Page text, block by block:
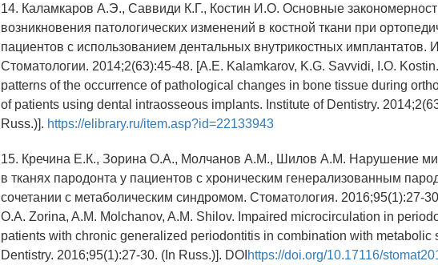
14. Каламкаров А.Э., Саввиди К.Г., Костин И.О. Основные
возникновения патологических изменений в костной ткани при
пациентов с использованием дентальных внутрикостных имплантатов.
Стоматологии. 2014;2(63):45-48. [A.E. Kalamkarov, K.G. Savvidi, I.O.
patterns of the occurrence of pathological changes in bone tissue during
of patients using dental intraosseous implants. Institute of Dentistry.
Russ.)]. https://elibrary.ru/item.asp?id=22133943
15. Кречина Е.К., Зорина О.А., Молчанов А.М., Шилов А.М. Нарушение
в тканях пародонта у пациентов с хроническим генерализованным
сочетании с метаболическим синдромом. Стоматология. 2016;95(1):27-
O.A. Zorina, A.M. Molchanov, A.M. Shilov. Impaired microcirculation in
patients with chronic generalized periodontitis in combination with metabolic
Dentistry. 2016;95(1):27-30. (In Russ.)]. DOI https://doi.org/10.17116/